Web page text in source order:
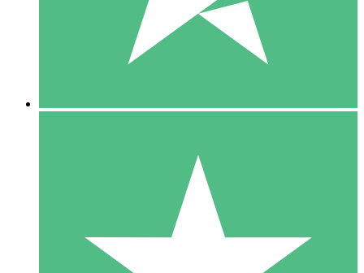
10 00
10 Downloads
20 00